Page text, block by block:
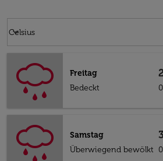
Celsius
keyboard_arrow_down
Freitag
Bedeckt
Samstag
Überwiegend bewölkt